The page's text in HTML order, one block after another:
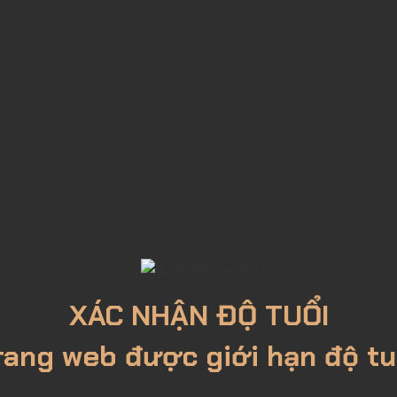
XÁC NHẬN ĐỘ TUỔI
web được giới hạn độ